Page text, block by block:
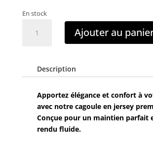
En stock
premium
Orange
Ajouter au
Description
Apportez élégance et confort à
avec notre cagoule en jersey
Conçue pour un maintien parfait
rendu fluide.